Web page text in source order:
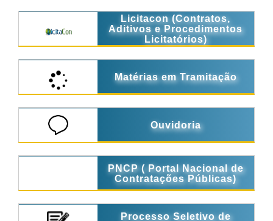
Licitacon (Contratos,
Aditivos e Procedimentos
Licitatórios)
Matérias em Tramitação
Ouvidoria
PNCP ( Portal Nacional de
Contratações Públicas)
Processo Seletivo de